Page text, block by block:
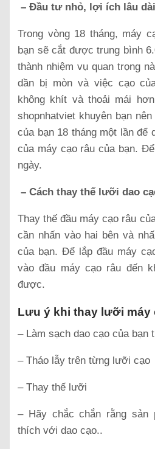
– Đầu tư nhỏ, lợi ích lâu dài
Trong vòng 18 tháng, máy
bạn sẽ cắt được trung bình
thành nhiệm vụ quan trọng
dần bị mòn và việc cạo
không khít và thoải mái
shopnhatviet khuyên bạn
của bạn 18 tháng một lần để
của máy cạo râu của bạn.
ngày.
– Cách thay thế lưỡi dao
Thay thế đầu máy cạo râu
cần nhấn vào hai bên và
của bạn. Để lắp đầu máy
vào đầu máy cạo râu đến
được.
Lưu ý khi thay lưỡi máy
– Làm sạch dao cạo của bạn
– Tháo lẫy trên từng lưỡi cạo
– Thay thế lưỡi
– Hãy chắc chắn rằng sản
thích với dao cạo..